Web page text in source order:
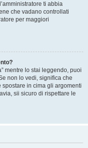
ti abbia
che vadano controllati
per maggiori
mentre lo stai leggendo, puoi
non lo vedi, significa che
in cima gli argomenti
sii sicuro di rispettare le